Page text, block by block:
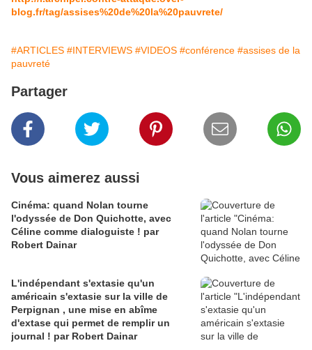
blog.fr/tag/assises%20de%20la%20pauvrete/
#ARTICLES #INTERVIEWS #VIDEOS #conférence #assises de la
pauvreté
Partager
Vous aimerez aussi
Cinéma: quand Nolan tourne
l'odyssée de Don Quichotte, avec
Céline comme dialoguiste ! par
Robert Dainar
L'indépendant s'extasie qu'un
américain s'extasie sur la ville de
Perpignan , une mise en abîme
d'extase qui permet de remplir un
journal ! par Robert Dainar